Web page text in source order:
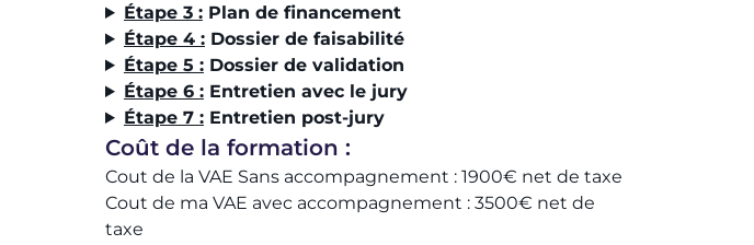
Étape 3 :Plan de financement
Étape 4 :Dossier de faisabilité
Étape 5 : Dossier de validation
Étape 6 : Entretien avec le jury
Étape 7 : Entretien post-jury
Coût de la formation :
Cout de la VAE Sans accompagnement : 1900€ net de taxe​
Cout de ma VAE avec accompagnement : 3500€ net de
taxe​